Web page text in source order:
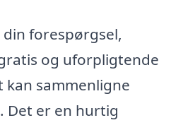
forespørgsel,
og uforpligtende
sammenligne
Det er en hurtig